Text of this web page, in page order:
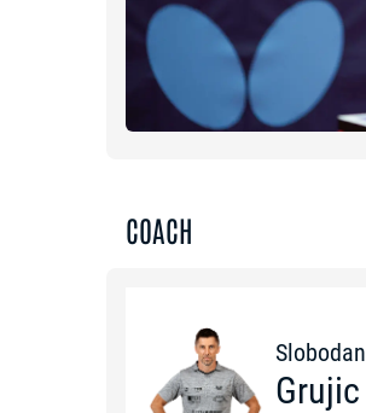
COACH
Slobodan
Grujic